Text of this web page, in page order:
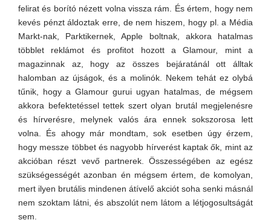
felirat és borító nézett volna vissza rám. És értem, hogy nem
kevés pénzt áldoztak erre, de nem hiszem, hogy pl. a Média
Markt-nak, Parktikernek, Apple boltnak, akkora hatalmas
többlet reklámot és profitot hozott a Glamour, mint a
magazinnak az, hogy az összes bejáratánál ott álltak
halomban az újságok, és a molinók. Nekem tehát ez olybá
tűnik, hogy a Glamour gurui ugyan hatalmas, de mégsem
akkora befektetéssel tettek szert olyan brutál megjelenésre
és hírverésre, melynek valós ára ennek sokszorosa lett
volna. És ahogy már mondtam, sok esetben úgy érzem,
hogy messze többet és nagyobb hírverést kaptak ők, mint az
akcióban részt vevő partnerek. Összességében az egész
szükségességét azonban én mégsem értem, de komolyan,
mert ilyen brutális mindenen átívelő akciót soha senki másnál
nem szoktam látni, és abszolút nem látom a létjogosultságát
sem.